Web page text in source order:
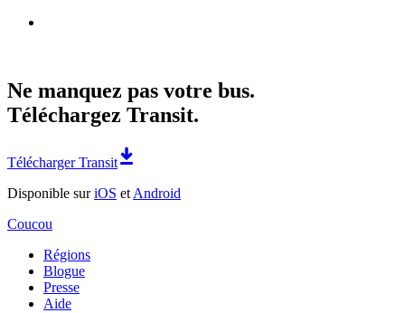
Ne manquez pas votre bus.
Téléchargez Transit.
Télécharger Transit
Disponible suriOS et Android
Coucou
Régions
Blogue
Presse
Aide